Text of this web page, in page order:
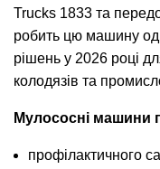
Trucks 1833 та
робить цю машину
рішень у 2026 році
колодязів та
Мулососні машини
профілактичного